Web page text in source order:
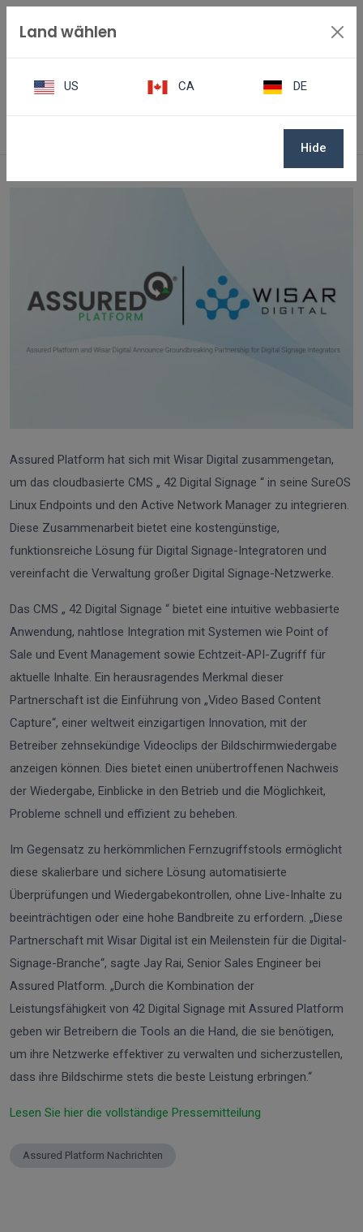
Assured Platform und Wisar Digital geben
Assured Platform hat sich mit Wisar Digital zusammengetan,
um das cloudbasierte CMS „ 42 Digital Signage “ in seine SureOS
Linux Endpoints und den Active Network Manager zu integrieren.
Diese Zusammenarbeit bietet eine kostengünstige,
funktionsreiche Lösung für Digital Signage-Integratoren und
vereinfacht die Verwaltung großer Digital Signage-Netzwerke.
Das CMS „ 42 Digital Signage “ bietet eine intuitive webbasierte
Anwendung, nahtlose Integration mit Systemen wie Point of
Sale und Event Management sowie Echtzeit-API-Zugriff für
aktuelle Inhalte. Ein herausragendes Merkmal dieser
Partnerschaft ist die Einführung von „Video Based Content
Capture“, einer weltweit einzigartigen Innovation, mit der
Betreiber zehnsekündige Videoclips der Bildschirmwiedergabe
anzeigen können. Dies bietet einen unübertroffenen Nachweis
der Wiedergabe, Einblicke in den Betrieb und die Möglichkeit,
Probleme schnell und effizient zu beheben.
Im Gegensatz zu herkömmlichen Fernzugriffstools ermöglicht
diese skalierbare und sichere Lösung automatisierte
Überprüfungen und Wiedergabekontrollen, ohne Live-Inhalte zu
beeinträchtigen oder eine hohe Bandbreite zu erfordern. „Diese
Partnerschaft mit Wisar Digital ist ein Meilenstein für die Digital-
Signage-Branche“, sagte Jay Rai, Senior Sales Engineer bei
Assured Platform. „Durch die Kombination der
Leistungsfähigkeit von 42 Digital Signage mit Assured Platform
geben wir Betreibern die Tools an die Hand, die sie benötigen,
um ihre Netzwerke effektiver zu verwalten und sicherzustellen,
dass ihre Bildschirme stets die beste Leistung erbringen.“
Lesen Sie hier die vollständige Pressemitteilung
Assured Platform Nachrichten
Land wählen
US CA DE
Hide